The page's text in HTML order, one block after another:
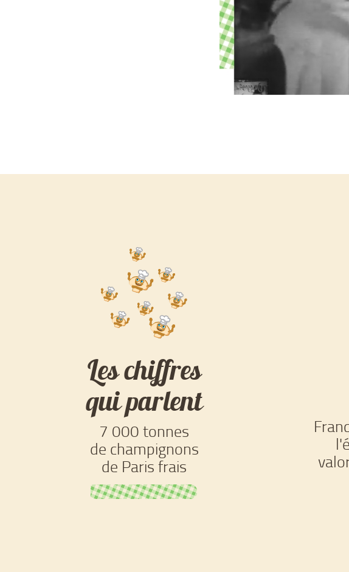
Les chiffres
qui parlent
7 000 tonnes
de champignons
de Paris frais